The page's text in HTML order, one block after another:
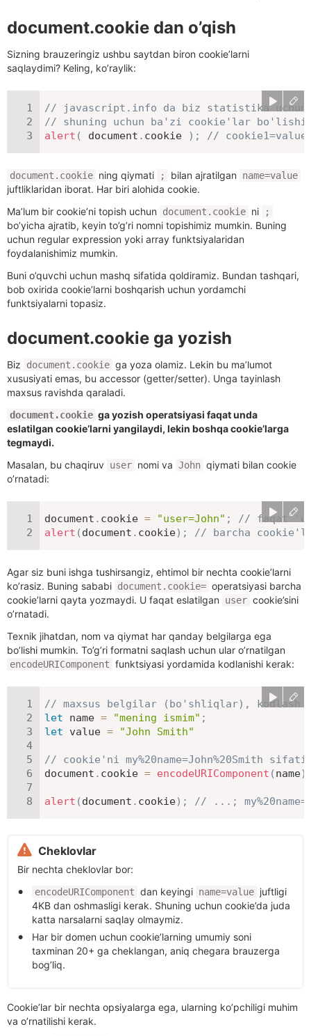
document.cookie dan o’qish
Sizning brauzeringiz ushbu saytdan biron cookie’larni
saqlaydimi? Keling, ko’raylik:
// javascript.info da biz statistika uchun
// shuning uchun ba'zi cookie'lar bo'lishi
alert ( document . cookie ) ; //
document.cookie ning qiymati ; bilan ajratilgan name=value
juftliklaridan iborat. Har biri alohida cookie.
Ma’lum bir cookie’ni topish uchun
document.cookie ni ;
bo’yicha ajratib, keyin to’g’ri nomni topishimiz mumkin. Buning
uchun regular expression yoki array funktsiyalaridan
foydalanishimiz mumkin.
Buni o’quvchi uchun mashq sifatida qoldiramiz. Bundan tashqari,
bob oxirida cookie’larni boshqarish uchun yordamchi
funktsiyalarni topasiz.
document.cookie ga yozish
Biz document.cookie ga yoza olamiz. Lekin bu ma’lumot
xususiyati emas, bu accessor (getter/setter). Unga tayinlash
maxsus ravishda qaraladi.
document.cookie ga yozish operatsiyasi faqat unda
eslatilgan cookie’larni yangilaydi, lekin boshqa cookie’larga
tegmaydi.
Masalan, bu chaqiruv user nomi va John qiymati bilan cookie
o’rnatadi:
document . cookie = "user=John" ;
// faqat
alert (document . cookie) ; // barcha
Agar siz buni ishga tushirsangiz, ehtimol bir nechta cookie’larni
ko’rasiz. Buning sababi document.cookie= operatsiyasi barcha
cookie’larni qayta yozmaydi. U faqat eslatilgan
user cookie’sini
o’rnatadi.
Texnik jihatdan, nom va qiymat har qanday belgilarga ega
bo’lishi mumkin. To’g’ri formatni saqlash uchun ular o’rnatilgan
encodeURIComponent funktsiyasi yordamida kodlanishi kerak:
// maxsus belgilar (bo'shliqlar), kodlash
let name = "mening ismim" ;
let value = "John Smith"
// cookie'ni my%20name=John%20Smith
document . cookie = encodeURIComponent (name)
alert (document . cookie) ; // ...;
Cheklovlar
Bir nechta cheklovlar bor:
encodeURIComponent dan keyingi name=value juftligi
4KB dan oshmasligi kerak. Shuning uchun cookie’da juda
katta narsalarni saqlay olmaymiz.
Har bir domen uchun cookie’larning umumiy soni
taxminan 20+ ga cheklangan, aniq chegara brauzerga
bog’liq.
Cookie’lar bir nechta opsiyalarga ega, ularning ko’pchiligi muhim
va o’rnatilishi kerak.